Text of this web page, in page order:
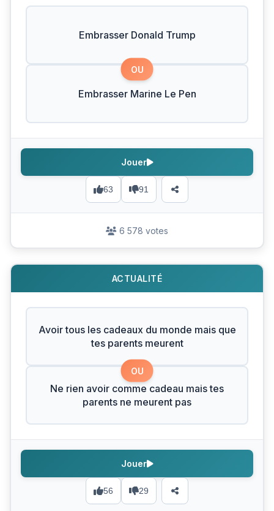
Embrasser Donald Trump
OU
Embrasser Marine Le Pen
63 91
Jouer
6 578 votes
ACTUALITÉ
Avoir tous les cadeaux du monde mais que
tes parents meurent
OU
Ne rien avoir comme cadeau mais tes
parents ne meurent pas
56 29
Jouer